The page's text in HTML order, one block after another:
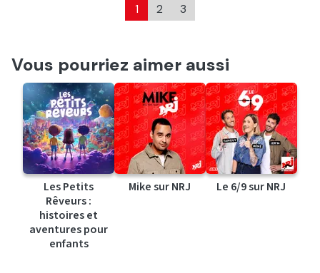
1 2 3
Vous pourriez aimer aussi
Les Petits
Rêveurs :
histoires et
aventures pour
enfants
Mike sur NRJ Le 6/9 sur NRJ